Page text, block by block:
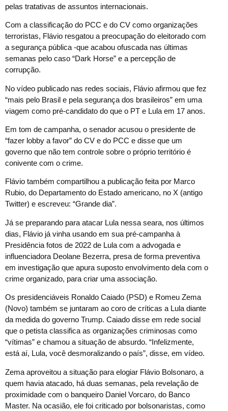
pelas tratativas de assuntos internacionais.
Com a classificação do PCC e do CV como organizações
terroristas, Flávio resgatou a preocupação do eleitorado com
a segurança pública -que acabou ofuscada nas últimas
semanas pelo caso “Dark Horse” e a percepção de
corrupção.
No vídeo publicado nas redes sociais, Flávio afirmou que fez
“mais pelo Brasil e pela segurança dos brasileiros” em uma
viagem como pré-candidato do que o PT e Lula em 17 anos.
Em tom de campanha, o senador acusou o presidente de
“fazer lobby a favor” do CV e do PCC e disse que um
governo que não tem controle sobre o próprio território é
conivente com o crime.
Flávio também compartilhou a publicação feita por Marco
Rubio, do Departamento do Estado americano, no X (antigo
Twitter) e escreveu: “Grande dia”.
Já se preparando para atacar Lula nessa seara, nos últimos
dias, Flávio já vinha usando em sua pré-campanha à
Presidência fotos de 2022 de Lula com a advogada e
influenciadora Deolane Bezerra, presa de forma preventiva
em investigação que apura suposto envolvimento dela com o
crime organizado, para criar uma associação.
Os presidenciáveis Ronaldo Caiado (PSD) e Romeu Zema
(Novo) também se juntaram ao coro de críticas a Lula diante
da medida do governo Trump. Caiado disse em rede social
que o petista classifica as organizações criminosas como
“vítimas” e chamou a situação de absurdo. “Infelizmente,
está aí, Lula, você desmoralizando o país”, disse, em vídeo.
Zema aproveitou a situação para elogiar Flávio Bolsonaro, a
quem havia atacado, há duas semanas, pela revelação de
proximidade com o banqueiro Daniel Vorcaro, do Banco
Master. Na ocasião, ele foi criticado por bolsonaristas, como